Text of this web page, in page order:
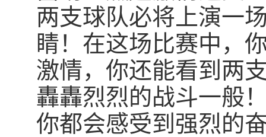
两支球队必将上演一
睛！在这场比赛中，
激情，你还能看到两
轟轟烈烈的战斗一般
你都会感受到强烈的